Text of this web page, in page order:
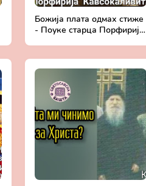
Божија плата одмах стиже
- Поуке старца Порфирија